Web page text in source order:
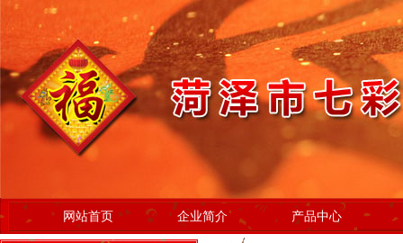
网站首页 企业简介 产品中心